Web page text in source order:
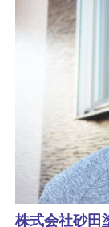
株式会社砂田